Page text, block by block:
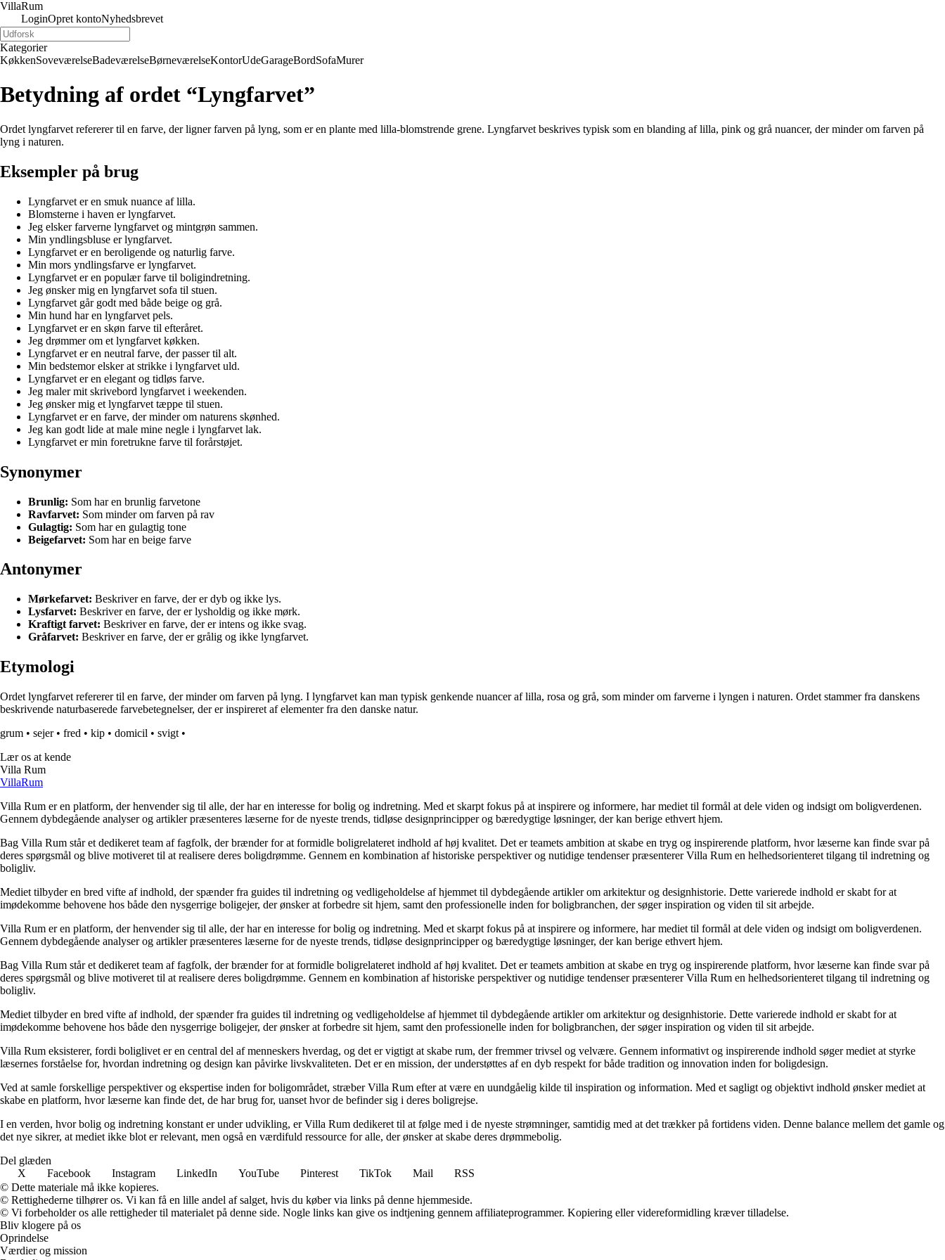
VillaRum
LoginOpret kontoNyhedsbrevet
Kategorier
KøkkenSoveværelseBadeværelseBørneværelseKontorUdeGarageBordSofaMurer
Betydning af ordet “Lyngfarvet”
Ordet lyngfarvet refererer til en farve, der ligner farven på lyng, som er en plante med lilla-blomstrende grene. Lyngfarvet beskrives typisk som en blanding af lilla, pink og grå nuancer, der minder om farven på
lyng i naturen.
Eksempler på brug
Lyngfarvet er en smuk nuance af lilla.
Blomsterne i haven er lyngfarvet.
Jeg elsker farverne lyngfarvet og mintgrøn sammen.
Min yndlingsbluse er lyngfarvet.
Lyngfarvet er en beroligende og naturlig farve.
Min mors yndlingsfarve er lyngfarvet.
Lyngfarvet er en populær farve til boligindretning.
Jeg ønsker mig en lyngfarvet sofa til stuen.
Lyngfarvet går godt med både beige og grå.
Min hund har en lyngfarvet pels.
Lyngfarvet er en skøn farve til efteråret.
Jeg drømmer om et lyngfarvet køkken.
Lyngfarvet er en neutral farve, der passer til alt.
Min bedstemor elsker at strikke i lyngfarvet uld.
Lyngfarvet er en elegant og tidløs farve.
Jeg maler mit skrivebord lyngfarvet i weekenden.
Jeg ønsker mig et lyngfarvet tæppe til stuen.
Lyngfarvet er en farve, der minder om naturens skønhed.
Jeg kan godt lide at male mine negle i lyngfarvet lak.
Lyngfarvet er min foretrukne farve til forårstøjet.
Synonymer
Brunlig: Som har en brunlig farvetone
Ravfarvet: Som minder om farven på rav
Gulagtig: Som har en gulagtig tone
Beigefarvet: Som har en beige farve
Antonymer
Mørkefarvet: Beskriver en farve, der er dyb og ikke lys.
Lysfarvet: Beskriver en farve, der er lysholdig og ikke mørk.
Kraftigt farvet: Beskriver en farve, der er intens og ikke svag.
Gråfarvet: Beskriver en farve, der er grålig og ikke lyngfarvet.
Etymologi
Ordet lyngfarvet refererer til en farve, der minder om farven på lyng. I lyngfarvet kan man typisk genkende nuancer af lilla, rosa og grå, som minder om farverne i lyngen i naturen. Ordet stammer fra danskens
beskrivende naturbaserede farvebetegnelser, der er inspireret af elementer fra den danske natur.
grum • sejer• fred • kip • domicil • svigt •
Lær os at kende
Villa Rum
VillaRum
Villa Rum er en platform, der henvender sig til alle, der har en interesse for bolig og indretning. Med et skarpt fokus på at inspirere og informere, har mediet til formål at dele viden og indsigt om boligverdenen.
Gennem dybdegående analyser og artikler præsenteres læserne for de nyeste trends, tidløse designprincipper og bæredygtige løsninger, der kan berige ethvert hjem.
Bag Villa Rum står et dedikeret team af fagfolk, der brænder for at formidle boligrelateret indhold af høj kvalitet. Det er teamets ambition at skabe en tryg og inspirerende platform, hvor læserne kan finde svar på
deres spørgsmål og blive motiveret til at realisere deres boligdrømme. Gennem en kombination af historiske perspektiver og nutidige tendenser præsenterer Villa Rum en helhedsorienteret tilgang til indretning og
boligliv.
Mediet tilbyder en bred vifte af indhold, der spænder fra guides til indretning og vedligeholdelse af hjemmet til dybdegående artikler om arkitektur og designhistorie. Dette varierede indhold er skabt for at
imødekomme behovene hos både den nysgerrige boligejer, der ønsker at forbedre sit hjem, samt den professionelle inden for boligbranchen, der søger inspiration og viden til sit arbejde.
Villa Rum er en platform, der henvender sig til alle, der har en interesse for bolig og indretning. Med et skarpt fokus på at inspirere og informere, har mediet til formål at dele viden og indsigt om boligverdenen.
Gennem dybdegående analyser og artikler præsenteres læserne for de nyeste trends, tidløse designprincipper og bæredygtige løsninger, der kan berige ethvert hjem.
Bag Villa Rum står et dedikeret team af fagfolk, der brænder for at formidle boligrelateret indhold af høj kvalitet. Det er teamets ambition at skabe en tryg og inspirerende platform, hvor læserne kan finde svar på
deres spørgsmål og blive motiveret til at realisere deres boligdrømme. Gennem en kombination af historiske perspektiver og nutidige tendenser præsenterer Villa Rum en helhedsorienteret tilgang til indretning og
boligliv.
Mediet tilbyder en bred vifte af indhold, der spænder fra guides til indretning og vedligeholdelse af hjemmet til dybdegående artikler om arkitektur og designhistorie. Dette varierede indhold er skabt for at
imødekomme behovene hos både den nysgerrige boligejer, der ønsker at forbedre sit hjem, samt den professionelle inden for boligbranchen, der søger inspiration og viden til sit arbejde.
Villa Rum eksisterer, fordi boliglivet er en central del af menneskers hverdag, og det er vigtigt at skabe rum, der fremmer trivsel og velvære. Gennem informativt og inspirerende indhold søger mediet at styrke
læsernes forståelse for, hvordan indretning og design kan påvirke livskvaliteten. Det er en mission, der understøttes af en dyb respekt for både tradition og innovation inden for boligdesign.
Ved at samle forskellige perspektiver og ekspertise inden for boligområdet, stræber Villa Rum efter at være en uundgåelig kilde til inspiration og information. Med et sagligt og objektivt indhold ønsker mediet at
skabe en platform, hvor læserne kan finde det, de har brug for, uanset hvor de befinder sig i deres boligrejse.
I en verden, hvor bolig og indretning konstant er under udvikling, er Villa Rum dedikeret til at følge med i de nyeste strømninger, samtidig med at det trækker på fortidens viden. Denne balance mellem det gamle og
det nye sikrer, at mediet ikke blot er relevant, men også en værdifuld ressource for alle, der ønsker at skabe deres drømmebolig.
Del glæden
X
Facebook Instagram LinkedIn YouTube Pinterest TikTok Mail
RSS
© Dette materiale må ikke kopieres.
© Rettighederne tilhører os. Vi kan få en lille andel af salget, hvis du køber via links på denne hjemmeside.
© Vi forbeholder os alle rettigheder til materialet på denne side. Nogle links kan give os indtjening gennem affiliateprogrammer. Kopiering eller videreformidling kræver tilladelse.
Bliv klogere på os
Oprindelse
Værdier og mission